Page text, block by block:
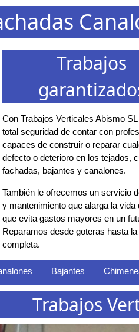
Trabajos
Con Trabajos Verticales Abismo SL
total seguridad de contar con
capaces de construir o reparar
defecto o deterioro en los tejados,
fachadas, bajantes y canalones.
También le ofrecemos un servicio
y mantenimiento que alarga la vida
que evita gastos mayores en un
Reparamos desde goteras hasta
completa.
Bajantes
Trabajos